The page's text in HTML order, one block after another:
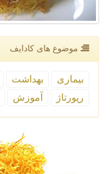
موضوع های كادایف
بیماری بهداشت
رپورتاژ
آموزش